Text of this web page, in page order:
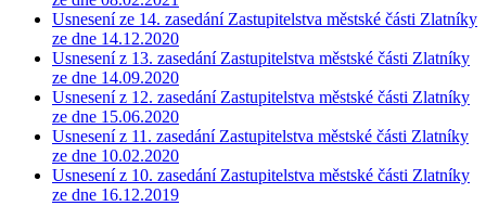
Usnesení ze 14. zasedání Zastupitelstva městské části Zlatníky
ze dne 14.12.2020
Usnesení z 13. zasedání Zastupitelstva městské části Zlatníky
ze dne 14.09.2020
Usnesení z 12. zasedání Zastupitelstva městské části Zlatníky
ze dne 15.06.2020
Usnesení z 11. zasedání Zastupitelstva městské části Zlatníky
ze dne 10.02.2020
Usnesení z 10. zasedání Zastupitelstva městské části Zlatníky
ze dne 16.12.2019